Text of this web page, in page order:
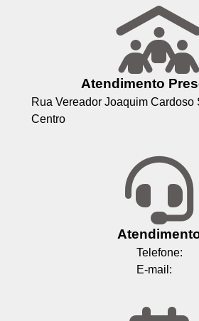
Atendimento
Rua Vereador Joaquim Cardoso
Centro
Telefone:
E-mail: